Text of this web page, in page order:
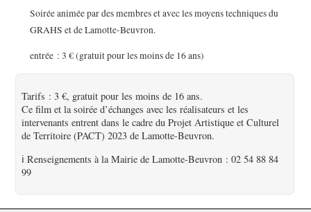
Soirée animée par des membres et avec les moyens techniques du
GRAHS et de Lamotte-Beuvron.
entrée : 3 € (gratuit pour les moins de 16 ans)
Tarifs : 3 €, gratuit pour les moins de 16 ans.
Ce film et la soirée d’échanges avec les réalisateurs et les
intervenants entrent dans le cadre du Projet Artistique et Culturel
de Territoire (PACT) 2023 de Lamotte-Beuvron.
ℹ️ Renseignements à la Mairie de Lamotte-Beuvron : 02 54 88 84
99